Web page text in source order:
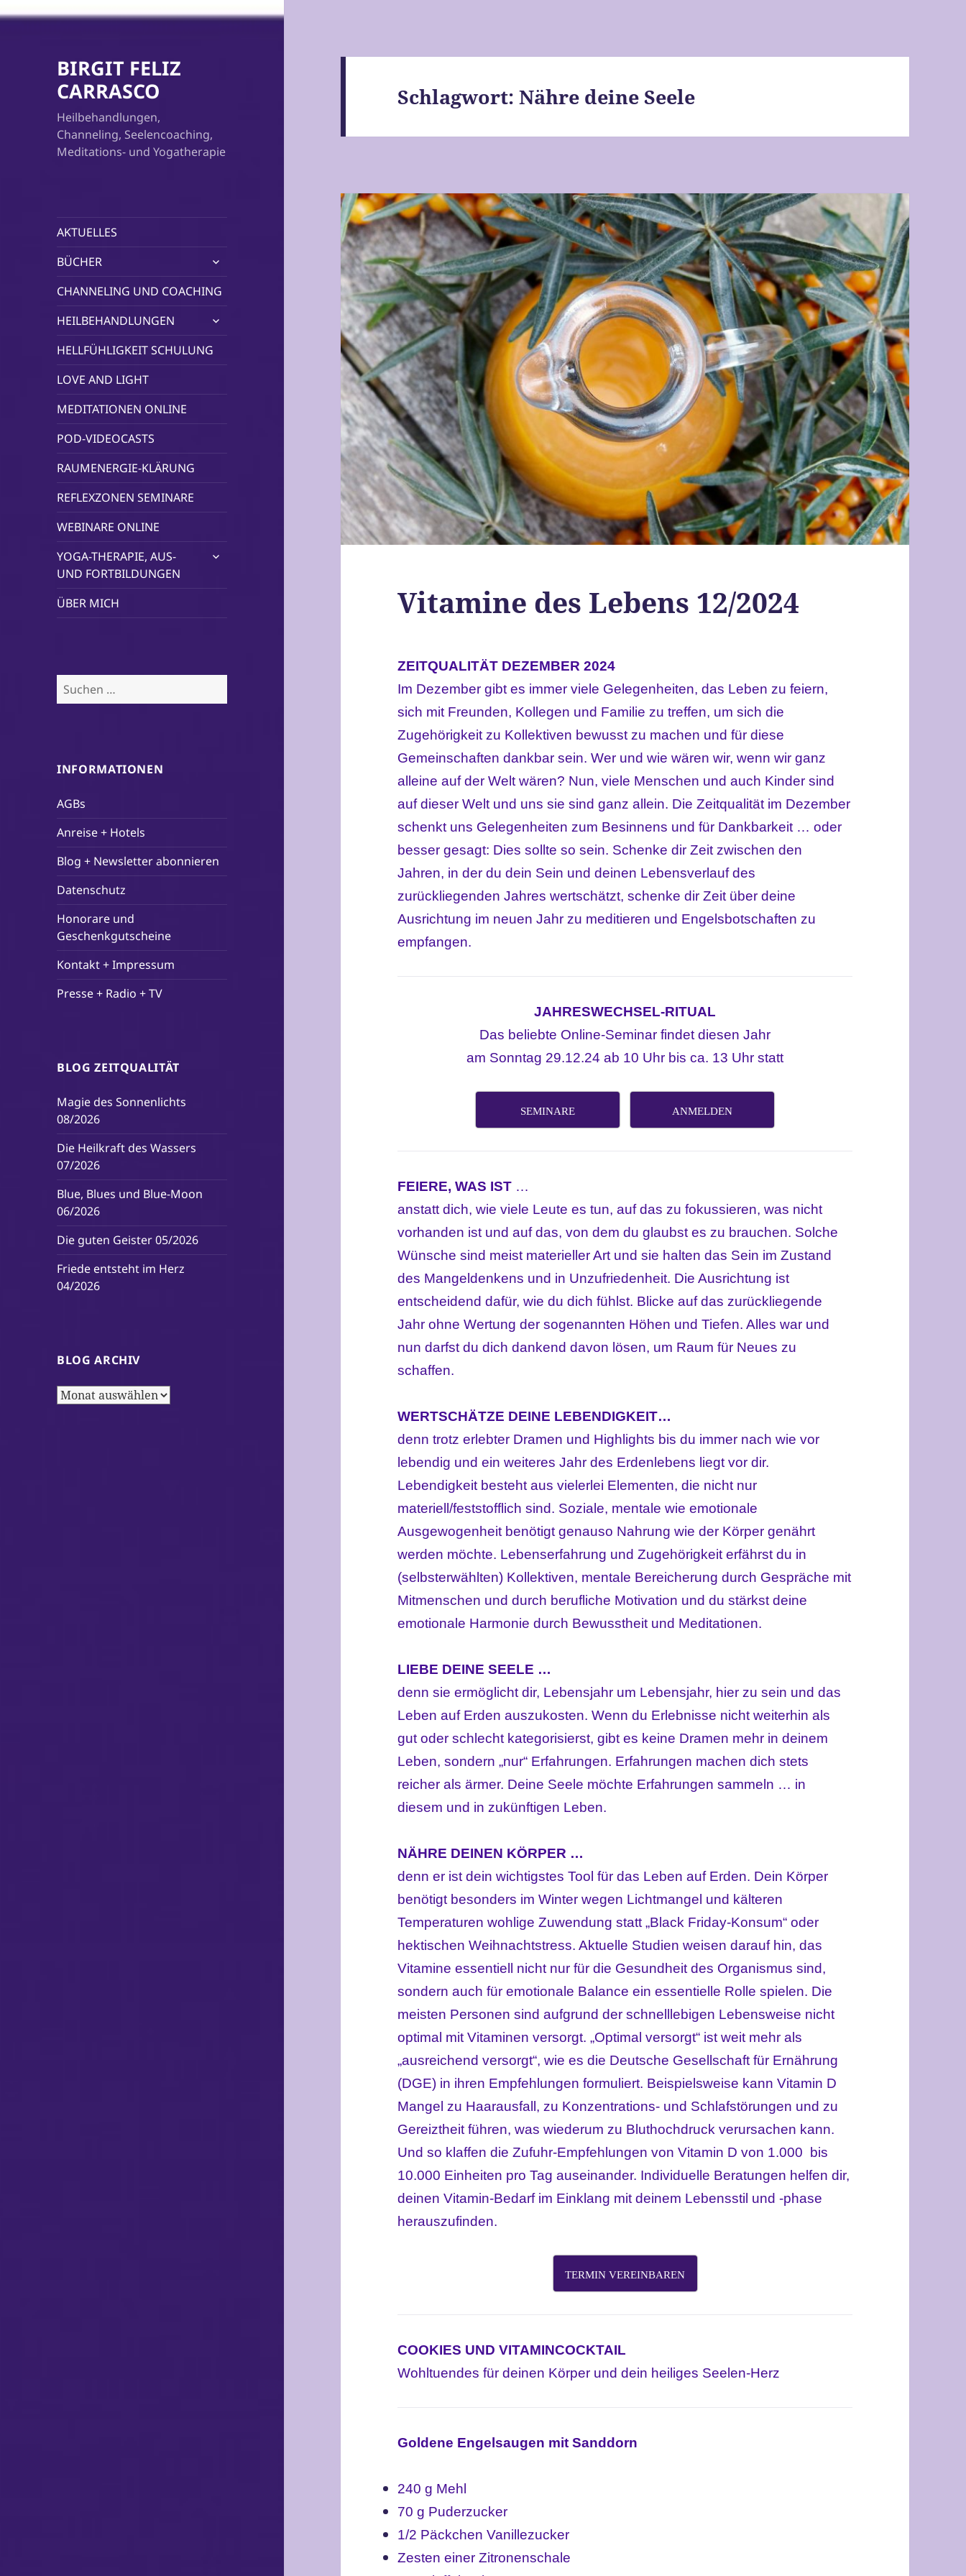
BIRGIT FELIZ
CARRASCO
Heilbehandlungen,
Channeling, Seelencoaching,
Meditations- und Yogatherapie
AKTUELLES
BÜCHER
untermenü
CHANNELING UND COACHING
HEILBEHANDLUNGEN
untermenü
öffnen
HELLFÜHLIGKEIT SCHULUNG
LOVE AND LIGHT
MEDITATIONEN ONLINE
POD-VIDEOCASTS
RAUMENERGIE-KLÄRUNG
REFLEXZONEN SEMINARE
WEBINARE ONLINE
YOGA-THERAPIE, AUS-
UND FORTBILDUNGEN
untermenü
ÜBER MICH
Suchen
nach:
INFORMATIONEN
AGBs
Anreise + Hotels
Blog + Newsletter abonnieren
Datenschutz
Honorare und
Geschenkgutscheine
Kontakt + Impressum
Presse + Radio + TV
BLOG ZEITQUALITÄT
Magie des Sonnenlichts
08/2026
Die Heilkraft des Wassers
07/2026
Blue, Blues und Blue-Moon
06/2026
Die guten Geister 05/2026
Friede entsteht im Herz
04/2026
BLOG ARCHIV
Blog
Schlagwort:Nähre deine Seele
Vitamine des Lebens 12/2024
ZEITQUALITÄT DEZEMBER 2024
Im Dezember gibt es immer viele Gelegenheiten, das Leben zu feiern,
sich mit Freunden, Kollegen und Familie zu treffen, um sich die
Zugehörigkeit zu Kollektiven bewusst zu machen und für diese
Gemeinschaften dankbar sein. Wer und wie wären wir, wenn wir ganz
alleine auf der Welt wären? Nun, viele Menschen und auch Kinder sind
auf dieser Welt und uns sie sind ganz allein. Die Zeitqualität im Dezember
schenkt uns Gelegenheiten zum Besinnens und für Dankbarkeit … oder
besser gesagt: Dies sollte so sein. Schenke dir Zeit zwischen den
Jahren, in der du dein Sein und deinen Lebensverlauf des
zurückliegenden Jahres wertschätzt, schenke dir Zeit über deine
Ausrichtung im neuen Jahr zu meditieren und Engelsbotschaften zu
empfangen.
JAHRESWECHSEL-RITUAL
Das beliebte Online-Seminar findet diesen Jahr
am Sonntag 29.12.24 ab 10 Uhr bis ca. 13 Uhr statt
SEMINARE ANMELDEN
FEIERE, WAS IST …
anstatt dich, wie viele Leute es tun, auf das zu fokussieren, was nicht
vorhanden ist und auf das, von dem du glaubst es zu brauchen. Solche
Wünsche sind meist materieller Art und sie halten das Sein im Zustand
des Mangeldenkens und in Unzufriedenheit. Die Ausrichtung ist
entscheidend dafür, wie du dich fühlst. Blicke auf das zurückliegende
Jahr ohne Wertung der sogenannten Höhen und Tiefen. Alles war und
nun darfst du dich dankend davon lösen, um Raum für Neues zu
schaffen.
WERTSCHÄTZE DEINE LEBENDIGKEIT…
denn trotz erlebter Dramen und Highlights bis du immer nach wie vor
lebendig und ein weiteres Jahr des Erdenlebens liegt vor dir.
Lebendigkeit besteht aus vielerlei Elementen, die nicht nur
materiell/feststofflich sind. Soziale, mentale wie emotionale
Ausgewogenheit benötigt genauso Nahrung wie der Körper genährt
werden möchte. Lebenserfahrung und Zugehörigkeit erfährst du in
(selbsterwählten) Kollektiven, mentale Bereicherung durch Gespräche mit
Mitmenschen und durch berufliche Motivation und du stärkst deine
emotionale Harmonie durch Bewusstheit und Meditationen.
LIEBE DEINE SEELE …
denn sie ermöglicht dir, Lebensjahr um Lebensjahr, hier zu sein und das
Leben auf Erden auszukosten. Wenn du Erlebnisse nicht weiterhin als
gut oder schlecht kategorisierst, gibt es keine Dramen mehr in deinem
Leben, sondern „nur“ Erfahrungen. Erfahrungen machen dich stets
reicher als ärmer. Deine Seele möchte Erfahrungen sammeln … in
diesem und in zukünftigen Leben.
NÄHRE DEINEN KÖRPER …
denn er ist dein wichtigstes Tool für das Leben auf Erden. Dein Körper
benötigt besonders im Winter wegen Lichtmangel und kälteren
Temperaturen wohlige Zuwendung statt „Black Friday-Konsum“ oder
hektischen Weihnachtstress. Aktuelle Studien weisen darauf hin, das
Vitamine essentiell nicht nur für die Gesundheit des Organismus sind,
sondern auch für emotionale Balance ein essentielle Rolle spielen. Die
meisten Personen sind aufgrund der schnelllebigen Lebensweise nicht
optimal mit Vitaminen versorgt. „Optimal versorgt“ ist weit mehr als
„ausreichend versorgt“, wie es die Deutsche Gesellschaft für Ernährung
(DGE) in ihren Empfehlungen formuliert. Beispielsweise kann Vitamin D
Mangel zu Haarausfall, zu Konzentrations- und Schlafstörungen und zu
Gereiztheit führen, was wiederum zu Bluthochdruck verursachen kann.
Und so klaffen die Zufuhr-Empfehlungen von Vitamin D von 1.000 bis
10.000 Einheiten pro Tag auseinander. Individuelle Beratungen helfen dir,
deinen Vitamin-Bedarf im Einklang mit deinem Lebensstil und -phase
herauszufinden.
TERMIN VEREINBAREN
COOKIES UND VITAMINCOCKTAIL
Wohltuendes für deinen Körper und dein heiliges Seelen-Herz
Goldene Engelsaugen mit Sanddorn
240 g Mehl
70 g Puderzucker
1/2 Päckchen Vanillezucker
Zesten einer Zitronenschale